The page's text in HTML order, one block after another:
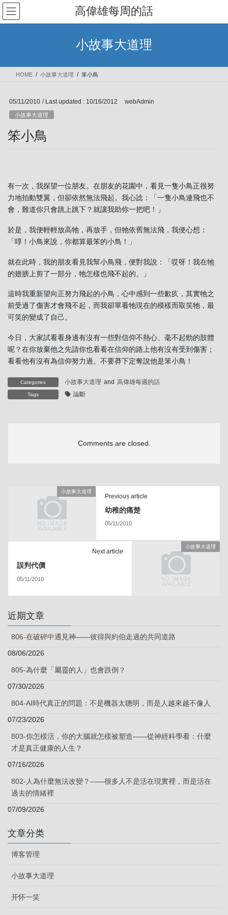
Skip
the
Skip
the
高偉雄每周的話
小故事大道理
HOME 小故事大道理 笨小鳥
05/11/2010 / Last updated : 10/16/2012 webAdmin
小故事大道理
笨小鳥
有一次，我探望一位朋友。在朋友的花園中，看見一隻小鳥正很努
力地拍動雙翼，但卻依然無法飛起。我心諗：「一隻小鳥連飛也不
會，難道你只會跳上跳下？就讓我助你一把吧！」
於是，我便輕輕放高牠，再放手，但牠依舊無法飛，我便心想：
「啍！小鳥來說，你都算最笨的小鳥！」
就在此時，我的朋友看見我幫小鳥飛，便對我說：「哎呀！我在牠
的翅膀上剪了一部分，牠怎樣也飛不起的。」
這時我重新望向正努力飛起的小鳥，心中感到一些歉疚，其實牠之
前受過了傷害才會飛不起，而我卻單看牠現在的模樣而取笑牠，最
可笑的變成了自己。
今日，大家試看看身邊有沒有一些對信仰不熱心、毫不起勁的肢體
呢？在你放棄他之先請你也看看在信仰的路上他有沒有受到傷害；
看看他有沒有為信仰努力過。不要莽下定奪說他是笨小鳥！
Categories 小故事大道理 and 高偉雄每週的話
Tags 論斷
Comments are closed.
小故事大道理
Previous article
幼稚的痛楚
05/11/2010
小故事大道理
Next article
誤判代價
05/11/2010
近期文章
806-在破碎中遇見神——彼得與約伯走過的共同道路
08/06/2026
805-為什麼「屬靈的人」也會跌倒？
07/30/2026
804-AI時代真正的問題：不是機器太聰明，而是人越來越不像人
07/23/2026
803-你怎樣活，你的大腦就怎樣被塑造——從神經科學看：什麼
才是真正健康的人生？
07/16/2026
802-人為什麼無法改變？——很多人不是活在現實裡，而是活在
過去的情緒裡
07/09/2026
文章分类
博客管理
小故事大道理
开怀一笑